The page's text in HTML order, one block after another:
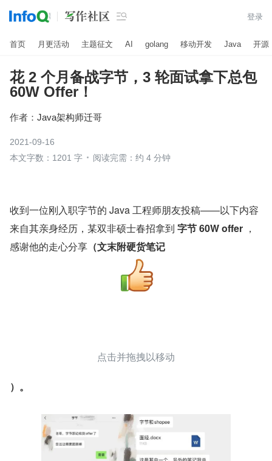
 登录
首页 月更活动 主题征文 AI golang 移动开发 Java 开源
花 2 个月备战字节，3 轮面试拿下总包
60W Offer！
作者： Java架构师迁哥
2021-09-16
本文字数：1201 字
阅读完需：约 4 分钟
收到一位刚入职字节的 Java 工程师朋友投稿——以下内容
来自其亲身经历，某双非硕士春招拿到 字节 60W offer ，
感谢他的走心分享 （文末附硬货笔记
点击并拖拽以移动
​）。